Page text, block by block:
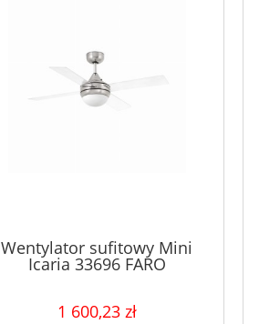
Wentylator sufitowy Mini
Icaria 33696 FARO
1 600,23 zł